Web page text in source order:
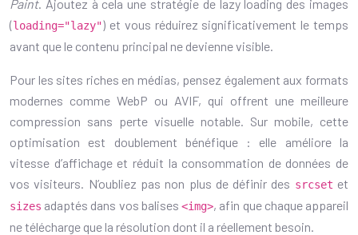
Paint. Ajoutez à cela une stratégie de lazy loading des images
(loading="lazy") et vous réduirez significativement le temps
avant que le contenu principal ne devienne visible.
Pour les sites riches en médias, pensez également aux formats
modernes comme WebP ou AVIF, qui offrent une meilleure
compression sans perte visuelle notable. Sur mobile, cette
optimisation est doublement bénéfique : elle améliore la
vitesse d’affichage et réduit la consommation de données de
vos visiteurs. N’oubliez pas non plus de définir des srcset et
sizes adaptés dans vos balises<img>, afin que chaque appareil
ne télécharge que la résolution dont il a réellement besoin.